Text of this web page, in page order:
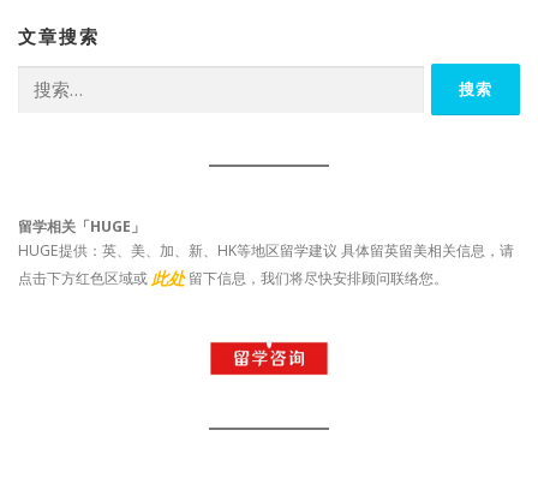
文章搜索
索：
留学相关「HUGE」
HUGE提供：英、美、加、新、HK等地区留学建议 具体留英留美相关信息，请
点击下方红色区域或 此处 留下信息，我们将尽快安排顾问联络您。